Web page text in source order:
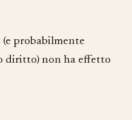
(e probabilmente
diritto) non ha effetto